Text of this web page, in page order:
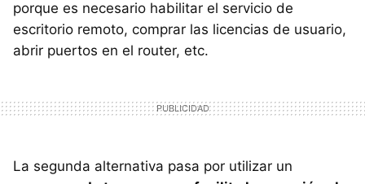
porque es necesario habilitar el servicio de
escritorio remoto, comprar las licencias de usuario,
abrir puertos en el router, etc.
La segunda alternativa pasa por utilizar un